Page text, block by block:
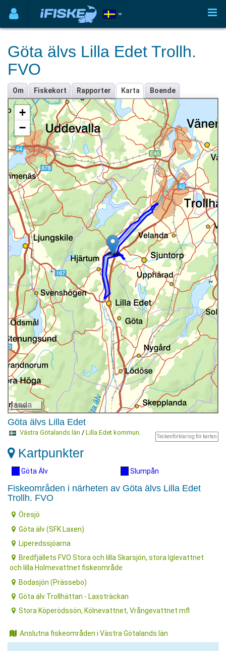
Göta älvs Lilla Edet Trollh.
FVO
Om Fiskekort Rapporter Karta Boende
+
−
5 km
Göta älvs Lilla Edet
Teckenförklaring för kartan
Västra Götalands län / Lilla Edet kommun.
Kartpunkter
Göta Älv Slumpån
Fiskeområden i närheten av Göta älvs Lilla Edet
Trollh. FVO
Öresjö
Göta älv (SFK Laxen)
Liperedssjöarna
Bredfjällets FVO Stora och lilla Skarsjön, stora Iglevattnet
och lilla Holmevattnet fiskeområde
Bodasjön (Prässebo)
Göta älv Trollhättan - Laxsträckan
Stora Köperödssön, Kölnevattnet, Vrångevattnet mfl
Anslutna fiskeområden i Västra Götalands län